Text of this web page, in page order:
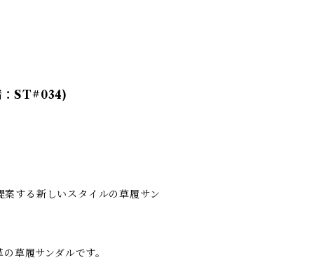
：ST#034)
する新しいスタイルの草履サン
草履サンダルです。